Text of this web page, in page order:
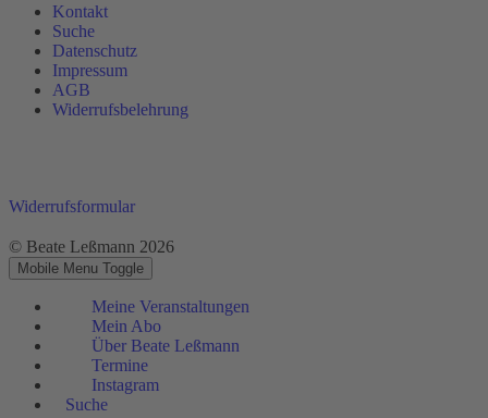
Kontakt
Suche
Datenschutz
Impressum
AGB
Widerrufsbelehrung
Widerrufsformular
© Beate Leßmann 2026
Mobile Menu Toggle
Meine Veranstaltungen
Mein Abo
Über Beate Leßmann
Termine
Instagram
Suche